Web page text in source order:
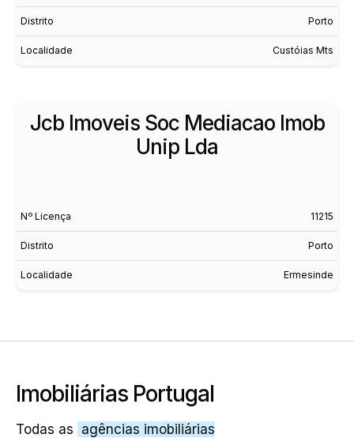
Distrito Porto
Localidade Custóias Mts
Jcb Imoveis Soc Mediacao Imob
Unip Lda
Nº Licença 11215
Distrito Porto
Localidade Ermesinde
Imobiliárias Portugal
Todas as agências imobiliárias